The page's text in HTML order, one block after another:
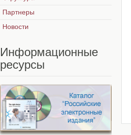
Партнеры
Новости
Информационные
ресурсы